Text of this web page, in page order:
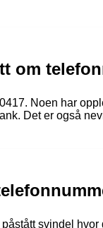
om
Noen har
Det er også
svindel